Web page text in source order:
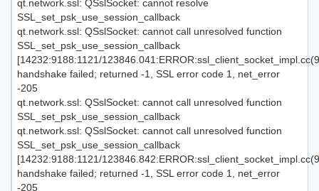
qt.network.ssl: QSslSocket: cannot resolve
SSL_set_psk_use_session_callback
qt.network.ssl: QSslSocket: cannot call unresolved function
SSL_set_psk_use_session_callback
[14232:9188:1121/
handshake failed; returned -1, SSL error code 1, net_error
-205
qt.network.ssl: QSslSocket: cannot call unresolved function
SSL_set_psk_use_session_callback
qt.network.ssl: QSslSocket: cannot call unresolved function
SSL_set_psk_use_session_callback
[14232:9188:1121/
handshake failed; returned -1, SSL error code 1, net_error
-205